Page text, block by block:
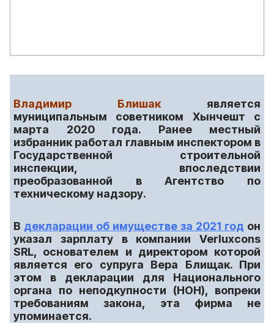
Владимир Блишакявляется
муниципальным советником Хынчешт с
марта 2020 года. Ранее местный
избранник работал главным инспектором в
Государственной строительной
инспекции, впоследствии
преобразованной в Агентство по
техническому надзору.
В декларации об имуществе за 2021 год он
указал зарплату в компании Verluxcons
SRL, основателем и директором которой
является его супруга Вера Блищак. При
этом в декларации для Национального
органа по неподкупности (НОН), вопреки
требованиям закона, эта фирма не
упоминается.